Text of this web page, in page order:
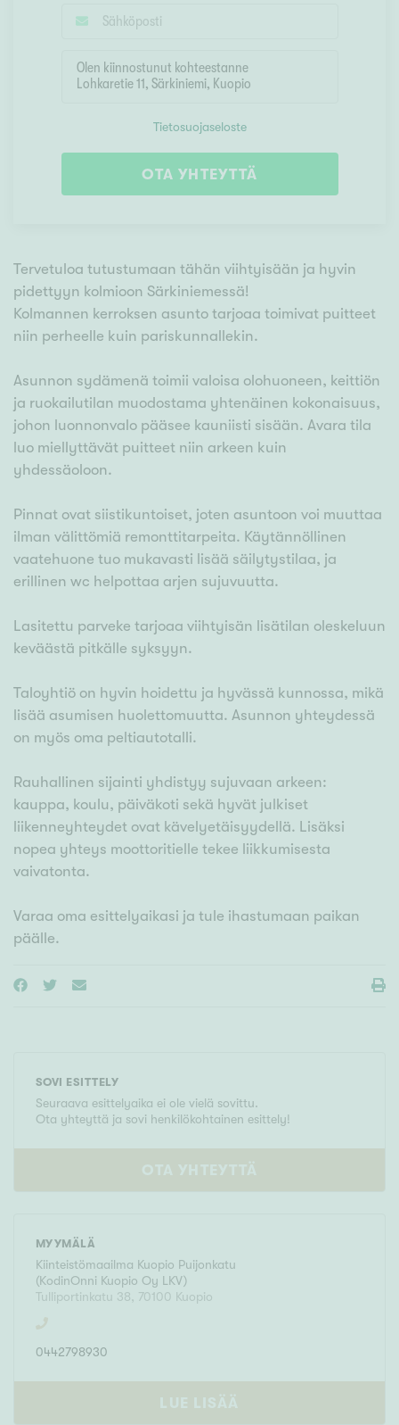
Tietosuojaseloste
OTA YHTEYTTÄ
Tervetuloa tutustumaan tähän viihtyisään ja hyvin
pidettyyn kolmioon Särkiniemessä!
Kolmannen kerroksen asunto tarjoaa toimivat puitteet
niin perheelle kuin pariskunnallekin.
Asunnon sydämenä toimii valoisa olohuoneen, keittiön
ja ruokailutilan muodostama yhtenäinen kokonaisuus,
johon luonnonvalo pääsee kauniisti sisään. Avara tila
luo miellyttävät puitteet niin arkeen kuin
yhdessäoloon.
Pinnat ovat siistikuntoiset, joten asuntoon voi muuttaa
ilman välittömiä remonttitarpeita. Käytännöllinen
vaatehuone tuo mukavasti lisää säilytystilaa, ja
erillinen wc helpottaa arjen sujuvuutta.
Lasitettu parveke tarjoaa viihtyisän lisätilan oleskeluun
keväästä pitkälle syksyyn.
Taloyhtiö on hyvin hoidettu ja hyvässä kunnossa, mikä
lisää asumisen huolettomuutta. Asunnon yhteydessä
on myös oma peltiautotalli.
Rauhallinen sijainti yhdistyy sujuvaan arkeen:
kauppa, koulu, päiväkoti sekä hyvät julkiset
liikenneyhteydet ovat kävelyetäisyydellä. Lisäksi
nopea yhteys moottoritielle tekee liikkumisesta
vaivatonta.
Varaa oma esittelyaikasi ja tule ihastumaan paikan
päälle.
SOVI ESITTELY
Seuraava esittelyaika ei ole vielä sovittu.
Ota yhteyttä ja sovi henkilökohtainen esittely!
OTA YHTEYTTÄ
MYYMÄLÄ
Kiinteistömaailma Kuopio Puijonkatu
(KodinOnni Kuopio Oy LKV)
Tulliportinkatu 38, 70100 Kuopio
0442798930
LUE LISÄÄ